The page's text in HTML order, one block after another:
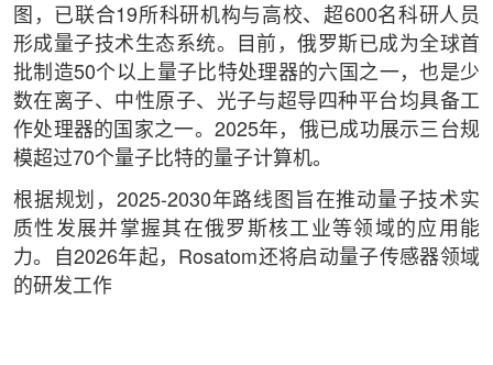
图，已联合19所科研机构与高校、超600名科研人员
形成量子技术生态系统。目前，俄罗斯已成为全球首
批制造50个以上量子比特处理器的六国之一，也是少
数在离子、中性原子、光子与超导四种平台均具备工
作处理器的国家之一。2025年，俄已成功展示三台规
模超过70个量子比特的量子计算机。
根据规划，2025-2030年路线图旨在推动量子技术实
质性发展并掌握其在俄罗斯核工业等领域的应用能
力。自2026年起，Rosatom还将启动量子传感器领域
的研发工作